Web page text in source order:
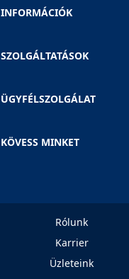
INFORMÁCIÓK
SZOLGÁLTATÁSOK
ÜGYFÉLSZOLGÁLAT
KÖVESS MINKET
Rólunk
Karrier
Üzleteink